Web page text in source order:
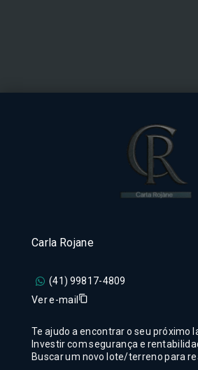
Carla Rojane
(41) 99817-4809
Ver e-mail
Te ajudo a encontrar o seu próximo
Investir com segurança e
Buscar um novo lote/terreno para